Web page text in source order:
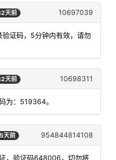
天前 10697039
验证码，5分钟内有效，请勿
天前 10698311
为：519364。
天前 954844814108
，验证码648006，切勿将